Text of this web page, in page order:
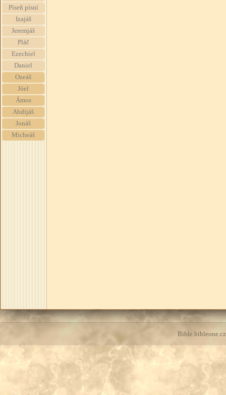
Píseň písní
Izajáš
Jeremjáš
Pláč
Ezechiel
Daniel
Ozeáš
Jóel
Ámos
Abdijáš
Jonáš
Micheáš